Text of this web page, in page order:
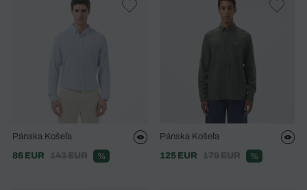
Pánska Košeľa
86 EUR
143 EUR %
Pánska Košeľa
125 EUR
179 EUR %